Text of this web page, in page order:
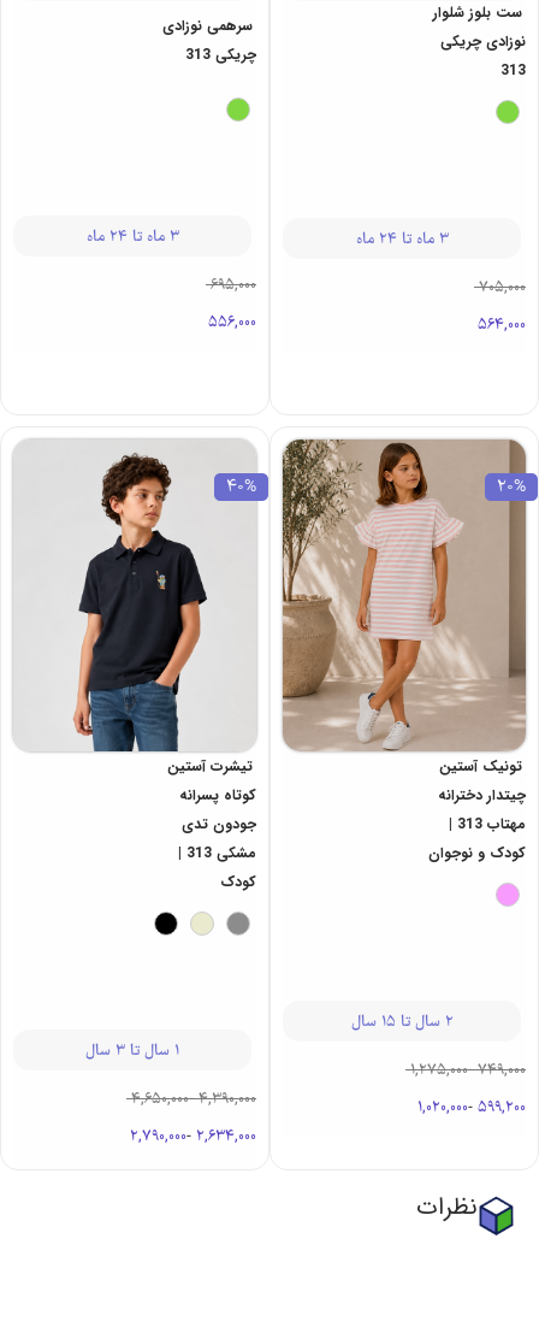
ست بلوز شلوار
نوزادی چریکی
313
3 ماه تا 24 ماه
705,000
564,000
سرهمی نوزادی
چریکی 313
3 ماه تا 24 ماه
695,000
556,000
20%
تونیک آستین
چیتدار دخترانه
مهتاب 313 |
کودک و نوجوان
2 سال تا 15 سال
749,000
-
1,275,000
599,200
-
1,020,000
40%
تیشرت آستین
کوتاه پسرانه
جودون تدی
مشکی 313 |
کودک
1 سال تا 3 سال
4,390,000
-
4,650,000
2,634,000
-
2,790,000
نظرات